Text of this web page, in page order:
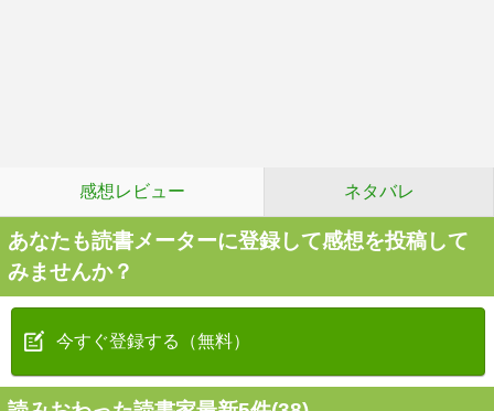
感想レビュー ネタバレ
あなたも読書メーターに登録して感想を投稿して
みませんか？
今すぐ登録する（無料）